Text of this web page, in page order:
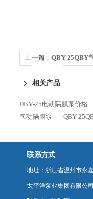
上一篇： QBY-25QBY
相关产品
DBY-25电动隔膜泵价格
气动隔膜泵
QBY-
联系方式
地址：浙江省温州市永
太平洋泵业集团有限公